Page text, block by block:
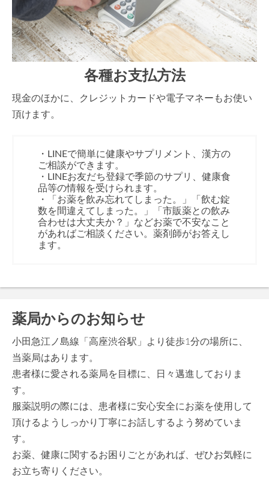
各種お支払方法
現金のほかに、クレジットカードや電子マネーもお使い
頂けます。
・LINEで簡単に健康やサプリメント、漢方の
ご相談ができます。
・LINEお友だち登録で季節のサプリ、健康食
品等の情報を受けられます。
・「お薬を飲み忘れてしまった。」「飲む錠
数を間違えてしまった。」「市販薬との飲み
合わせは大丈夫か？」などお薬で不安なこと
があればご相談ください。薬剤師がお答えし
ます。
薬局からのお知らせ
小田急江ノ島線「高座渋谷駅」より徒歩1分の場所に、
当薬局はあります。
患者様に愛される薬局を目標に、日々邁進しておりま
す。
服薬説明の際には、患者様に安心安全にお薬を使用して
頂けるようしっかり丁寧にお話しするよう努めていま
す。
お薬、健康に関するお困りごとがあれば、ぜひお気軽に
お立ち寄りください。